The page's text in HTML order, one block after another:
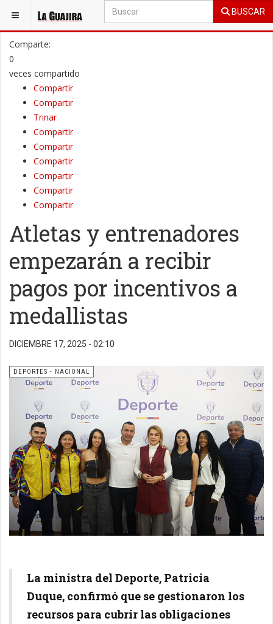
BUSCAR
ESTÁ AQUÍ: DEPORTES DEPORTES - NACIONAL
Comparte:
0
veces compartido
Compartir
Compartir
Trinar
Compartir
Compartir
Compartir
Compartir
Compartir
Compartir
Atletas y entrenadores
empezarán a recibir
pagos por incentivos a
medallistas
DICIEMBRE 17, 2025 - 02:10
DEPORTES - NACIONAL
La ministra del Deporte, Patricia
Duque, confirmó que se gestionaron los
recursos para cubrir las obligaciones